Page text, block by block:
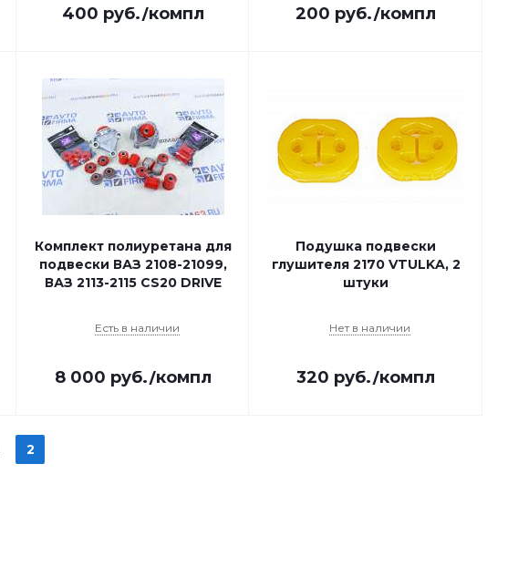
400 руб./компл 200 руб./компл
Комплект полиуретана для
подвески ВАЗ 2108-21099,
ВАЗ 2113-2115 CS20 DRIVE
Есть в наличии
8 000 руб./компл
Подушка подвески
глушителя 2170 VTULKA, 2
штуки
Нет в наличии
320 руб./компл
2